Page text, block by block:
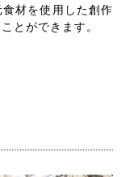
材を使用した創作
とができます。